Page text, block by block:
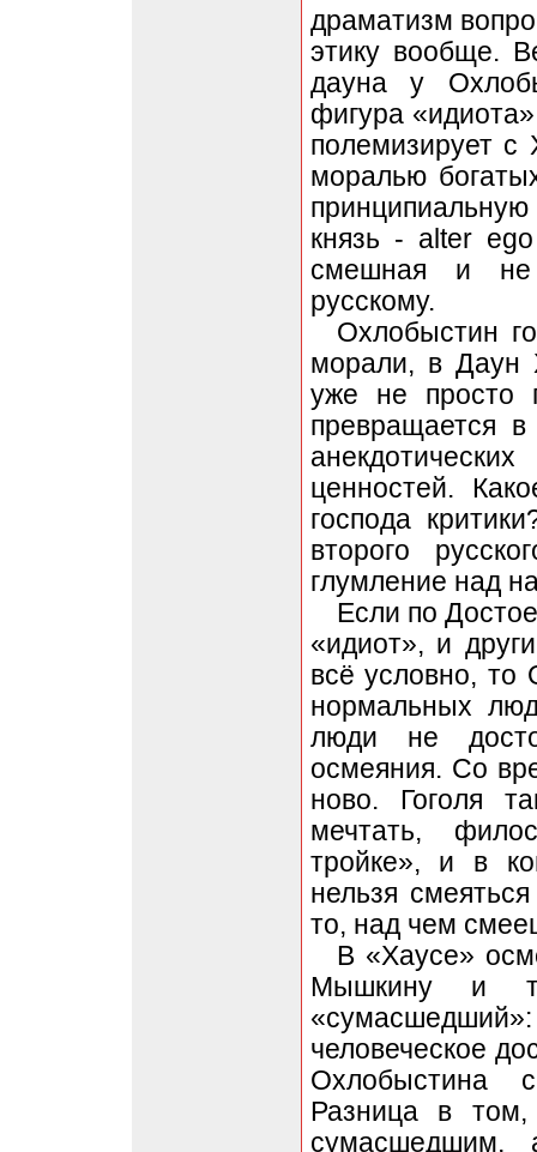
драматизм
этику вообще.
дауна у
фигура
полемизирует
моралью
принципиальную
князь - alter
смешная и не
русскому.
Охлобыстин
морали, в Даун
уже не просто
превращается
ценностей.
господа
второго
глумление над
Если по
«идиот», и
всё условно, то
нормальных
люди не
осмеяния. Со
ново. Гоголя
мечтать,
тройке», и в
нельзя
то, над чем
В «Хаусе»
Мышкину и
человеческое
Охлобыстина
Разница в том,
сумасшедшим,